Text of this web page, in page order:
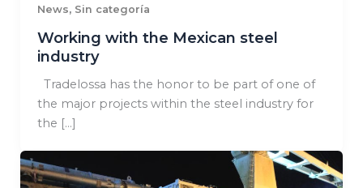
News, Sin categoría
Working with the Mexican steel
industry
Tradelossa has the honor to be part of one of
the major projects within the steel industry for
the […]